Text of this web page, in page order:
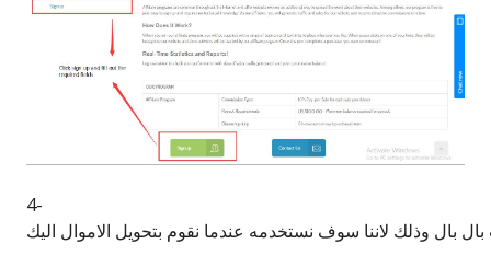
4-
بال وذلك لاننا سوف نستخدمه عندما نقوم بتحويل الاموال اليك